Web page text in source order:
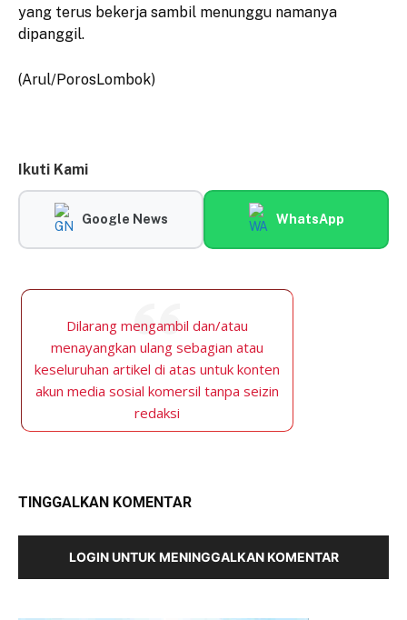
yang terus bekerja sambil menunggu namanya
dipanggil.
(Arul/PorosLombok)
Ikuti Kami
Google News WhatsApp
Dilarang mengambil dan/atau
menayangkan ulang sebagian atau
keseluruhan artikel di atas untuk konten
akun media sosial komersil tanpa seizin
redaksi
TINGGALKAN KOMENTAR
LOGIN UNTUK MENINGGALKAN KOMENTAR